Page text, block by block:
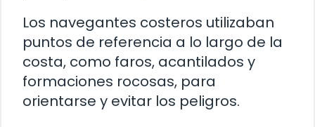
Los navegantes costeros utilizaban
puntos de referencia a lo largo de la
costa, como faros, acantilados y
formaciones rocosas, para
orientarse y evitar los peligros.